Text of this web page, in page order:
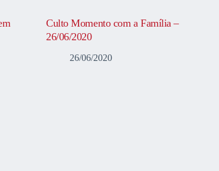
Culto Momento com a Família –
26/06/2020
26/06/2020